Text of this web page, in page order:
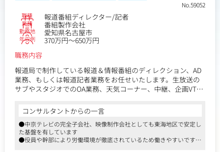
No.59052
職種 報道番組ディレクター/記者
業種 番組製作会社
勤務地 愛知県名古屋市
年収例
370万円～650万円
職務内容
報道局で制作している報道＆情報番組のディレクション、AD
業務、もしくは報道記者業務をお任せいたします。生放送の
サブやスタジオでのOA業務、天気コーナー、中継、企画VTR
ただく場合もあります。
＜具体的業務内容＞
・生放送に関する業務…サブでのOAディレクター、スタジオ
フロアディレクター、テロップ送出、中継ディレクターなど
コンサルタントからの一言
●中京テレビの完全子会社、映像制作会社としても東海地区で安定し
た基盤を有しています
●役員や幹部により労働環境が徹底されているため働きやすいです